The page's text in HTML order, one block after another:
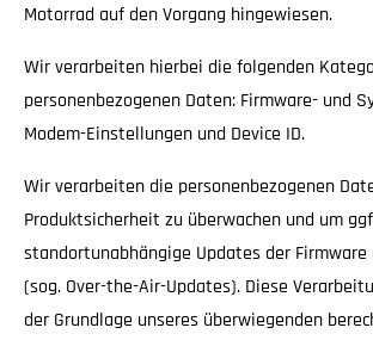
Motorrad auf den Vorgang hingewiesen.
Wir verarbeiten hierbei die folgenden
personenbezogenen Daten: Firmware- und
Modem-Einstellungen und Device ID.
Wir verarbeiten die personenbezogenen
Produktsicherheit zu überwachen und um
standortunabhängige Updates der Firmware
(sog. Over-the-Air-Updates). Diese
der Grundlage unseres überwiegenden